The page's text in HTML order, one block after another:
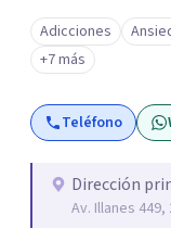
conciencia como
resignificación
caracteriza por
orientados a la
una relación más
Adicciones
+7 más
Teléfono
Dirección
Av. Illanes